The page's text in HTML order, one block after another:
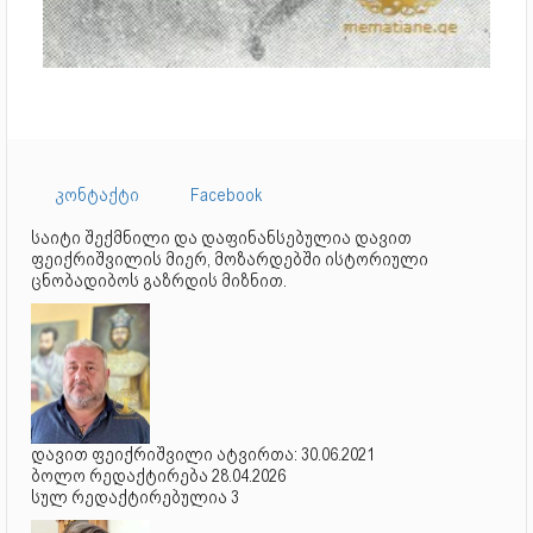
კონტაქტი
Facebook
საიტი შექმნილი და დაფინანსებულია დავით
ფეიქრიშვილის მიერ, მოზარდებში ისტორიული
ცნობადიბოს გაზრდის მიზნით.
დავით ფეიქრიშვილი ატვირთა: 30.06.2021
ბოლო რედაქტირება 28.04.2026
სულ რედაქტირებულია 3